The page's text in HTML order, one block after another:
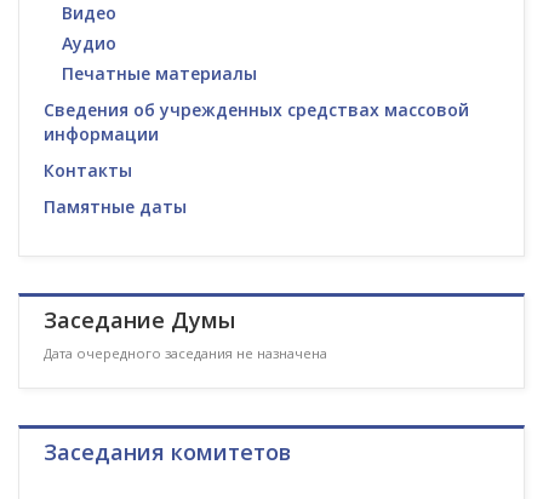
Видео
Аудио
Печатные материалы
Сведения об учрежденных средствах массовой
информации
Контакты
Памятные даты
Заседание Думы
Дата очередного заседания не назначена
Заседания комитетов